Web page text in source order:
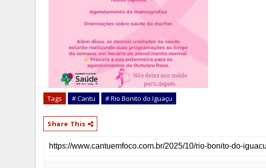
Tags # Cantu # Rio Bonito do Iguaçu
Share This